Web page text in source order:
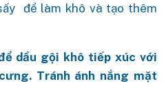
để làm khô và tạo thêm
dầu gội khô tiếp xúc với
Tránh ánh nắng mặt